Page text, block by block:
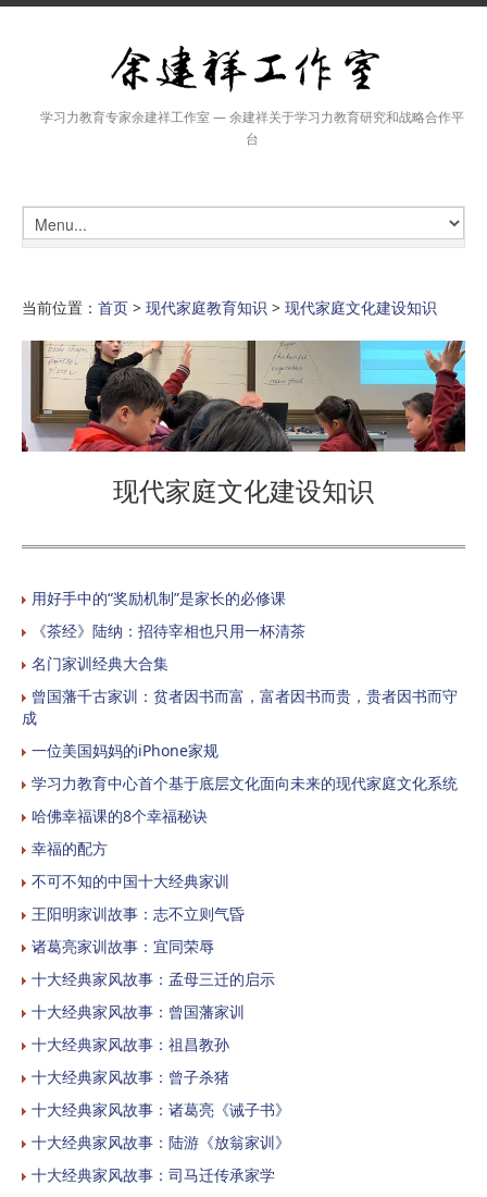
学习力教育专家余建祥工作室 — 余建祥关于学习力教育研究和战略合作平
台
当前位置： 首页 > 现代家庭教育知识 > 现代家庭文化建设知识
现代家庭文化建设知识
用好手中的“奖励机制”是家长的必修课
《茶经》陆纳：招待宰相也只用一杯清茶
名门家训经典大合集
曾国藩千古家训：贫者因书而富，富者因书而贵，贵者因书而守
成
一位美国妈妈的iPhone家规
学习力教育中心首个基于底层文化面向未来的现代家庭文化系统
哈佛幸福课的8个幸福秘诀
幸福的配方
不可不知的中国十大经典家训
王阳明家训故事：志不立则气昏
诸葛亮家训故事：宜同荣辱
十大经典家风故事：孟母三迁的启示
十大经典家风故事：曾国藩家训
十大经典家风故事：祖昌教孙
十大经典家风故事：曾子杀猪
十大经典家风故事：诸葛亮《诫子书》
十大经典家风故事：陆游《放翁家训》
十大经典家风故事：司马迁传承家学